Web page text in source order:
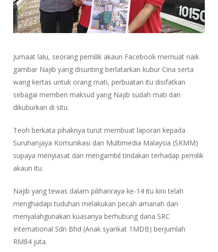
Jumaat lalu, seorang pemilik akaun Facebook memuat naik
gambar Najib yang disunting berlatarkan kubur Cina serta
wang kertas untuk orang mati, perbuatan itu disifatkan
sebagai memberi maksud yang Najib sudah mati dan
dikuburkan di situ.
Teoh berkata pihaknya turut membuat laporan kepada
Suruhanjaya Komunikasi dan Multimedia Malaysia (SKMM)
supaya menyiasat dan mengambil tindakan terhadap pemilik
akaun itu.
Najib yang tewas dalam pilihanraya ke-14 itu kini telah
menghadapi tuduhan melakukan pecah amanah dan
menyalahgunakan kuasanya berhubung dana SRC
International Sdn Bhd (Anak syarikat 1MDB) berjumlah
RM84 juta.